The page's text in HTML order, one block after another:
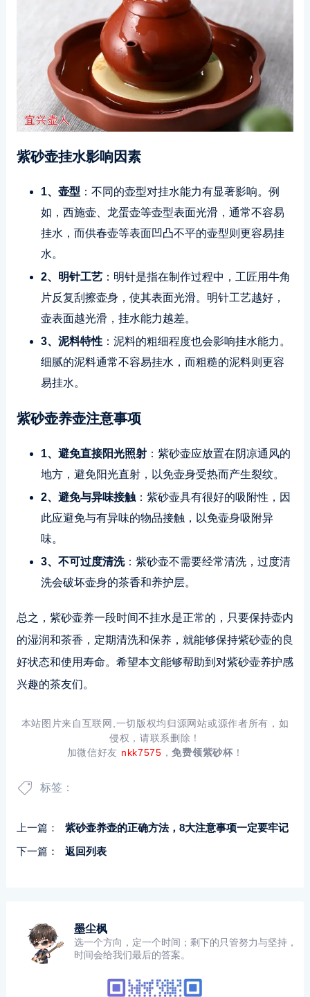
紫砂壶挂水影响因素
1、壶型 ：不同的壶型对挂水能力有显著影响。例
如，西施壶、龙蛋壶等壶型表面光滑，通常不容易
挂水，而供春壶等表面凹凸不平的壶型则更容易挂
水。
2、明针工艺：明针是指在制作过程中，工匠用牛角
片反复刮擦壶身，使其表面光滑。明针工艺越好，
壶表面越光滑，挂水能力越差。
3、泥料特性：泥料的粗细程度也会影响挂水能力。
细腻的泥料通常不容易挂水，而粗糙的泥料则更容
易挂水。
紫砂壶养壶注意事项
1、避免直接阳光照射：紫砂壶应放置在阴凉通风的
地方，避免阳光直射，以免壶身受热而产生裂纹。
2、避免与异味接触：紫砂壶具有很好的吸附性，因
此应避免与有异味的物品接触，以免壶身吸附异
味。
3、不可过度清洗：紫砂壶不需要经常清洗，过度清
洗会破坏壶身的茶香和养护层。
总之，紫砂壶养一段时间不挂水是正常的，只要保持壶内
的湿润和茶香，定期清洗和保养，就能够保持紫砂壶的良
好状态和使用寿命。希望本文能够帮助到对紫砂壶养护感
兴趣的茶友们。
本站图片来自互联网,一切版权均归源网站或源作者所有，如
侵权，请联系删除！
加微信好友 nkk7575 ，免费领紫砂杯！
标签：
上一篇：
紫砂壶养壶的正确方法，8大注意事项一定要牢记
下一篇：
返回列表
墨尘枫
选一个方向，定一个时间；剩下的只管努力与坚持，
时间会给我们最后的答案。